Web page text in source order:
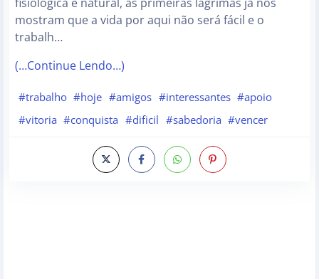
fisiológica e natural, as primeiras lágrimas já nos
mostram que a vida por aqui não será fácil e o
trabalh…
(…Continue Lendo…)
#trabalho #hoje #amigos #interessantes #apoio
#vitoria #conquista #dificil #sabedoria #vencer